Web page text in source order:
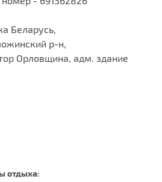
Беларусь,
р-н,
Орловщина, адм. здание
отдыха: